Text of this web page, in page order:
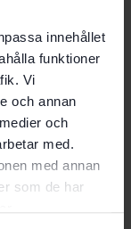
innehållet
funktioner
Vi
och annan
och
med.
med annan
som de har
mm